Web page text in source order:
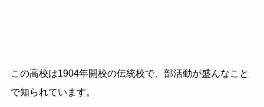
この高校は1904年開校の伝統校で、部活動が盛んなこと
で知られています。